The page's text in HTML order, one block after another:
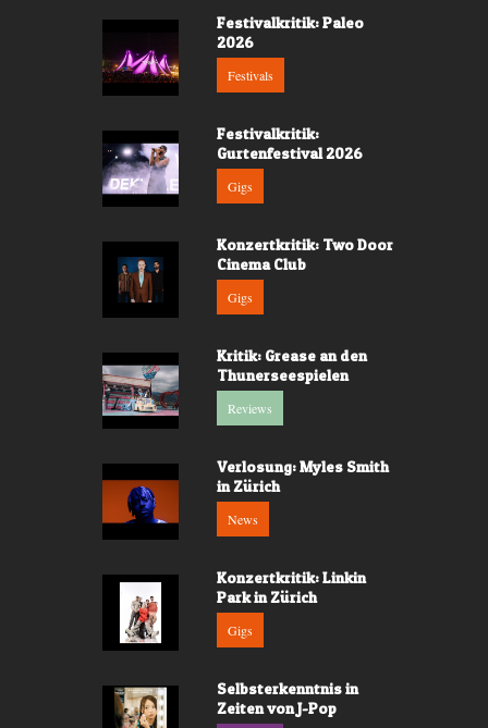
Festivalkritik: Paleo
2026
Festivals
Festivalkritik:
Gurtenfestival 2026
Gigs
Konzertkritik: Two Door
Cinema Club
Gigs
Kritik: Grease an den
Thunerseespielen
Reviews
Verlosung: Myles Smith
in Zürich
News
Konzertkritik: Linkin
Park in Zürich
Gigs
Selbsterkenntnis in
Zeiten von J-Pop